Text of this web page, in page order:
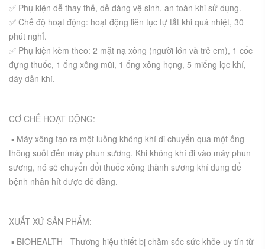
✅ Phụ kiện dễ thay thế, dễ dàng vệ sinh, an toàn khi sử dụng.
✅ Chế độ hoạt động: hoạt động liên tục tự tắt khi quá nhiệt, 30
phút nghỉ.
✅ Phụ kiện kèm theo: 2 mặt nạ xông (người lớn và trẻ em), 1 cốc
đựng thuốc, 1 ống xông mũi, 1 ống xông họng, 5 miếng lọc khí,
dây dẫn khí.
CƠ CHẾ HOẠT ĐỘNG:
▪️ Máy xông tạo ra một luồng không khí di chuyển qua một ống
thông suốt đến máy phun sương. Khi không khí đi vào máy phun
sương, nó sẽ chuyển đổi thuốc xông thành sương khí dung để
bệnh nhân hít được dễ dàng.
XUẤT XỨ SẢN PHẨM:
▪️ BIOHEALTH - Thương hiệu thiết bị chăm sóc sức khỏe uy tín từ